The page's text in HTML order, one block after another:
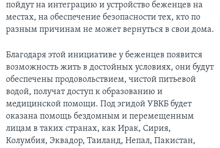
пойдут на интеграцию и устройство беженцев на
местах, на обеспечение безопасности тех, кто по
разным причинам не может вернуться в свои дома.
Благодаря этой инициативе у беженцев появится
возможность жить в достойных условиях, они будут
обеспечены продовольствием, чистой питьевой
водой, получат доступ к образованию и
медицинской помощи. Под эгидой УВКБ будет
оказана помощь бездомным и перемещенным
лицам в таких странах, как Ирак, Сирия,
Колумбия, Эквадор, Таиланд, Непал, Пакистан,